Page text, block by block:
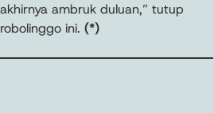
ambruk duluan,” tutup
ini. (*)